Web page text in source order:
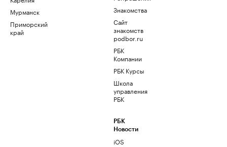
Мурманск
Приморский
край
Знакомства
Сайт
знакомств
podbor.ru
РБК
Компании
РБК Курсы
Школа
управления
РБК
РБК
Новости
iOS